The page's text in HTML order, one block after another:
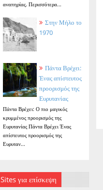
αναπηρίας. Περισσότερα...
Στην Μήλο το
1970
Πάντα Βρέχει:
Ένας απίστευτος
προορισμός της
Ευρυτανίας
Πάντα Βρέχει: Ο πιο μαγικός
κρυμμένος προορισμός της
Ευρυτανίας Πάντα Βρέχει Ένας
απίστευτος προορισμός της
Ευρυταν...
Sites για επίσκεψη